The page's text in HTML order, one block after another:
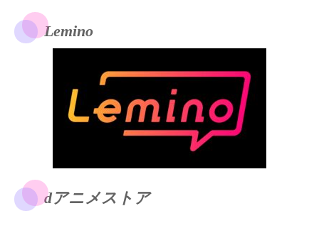
Lemino
dアニメストア